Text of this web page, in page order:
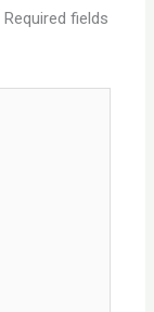
Required fields